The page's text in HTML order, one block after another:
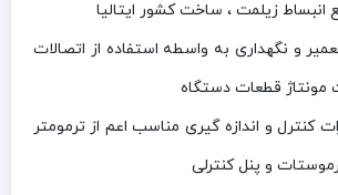
انبساط زیلمت ، ساخت کشور ایتالیا
و نگهداری به واسطه استفاده از اتصالات
مونتاژ قطعات دستگاه
کنترل و اندازه گیری مناسب اعم از ترمومتر
و پنل کنترلی